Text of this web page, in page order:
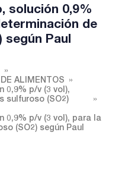
solución 0,9%
de
según Paul
ALIMENTOS
0,9% p/v (3 vol),
sulfuroso (SO2)
0,9% p/v (3 vol), para la
(SO2) según Paul